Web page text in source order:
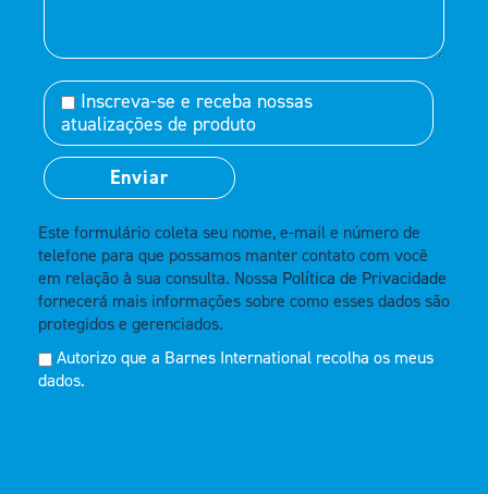
Inscreva-se e receba nossas
atualizações de produto
Este formulário coleta seu nome, e-mail e número de
telefone para que possamos manter contato com você
em relação à sua consulta. Nossa Política de Privacidade
fornecerá mais informações sobre como esses dados são
protegidos e gerenciados.
Autorizo que a Barnes International recolha os meus
dados.